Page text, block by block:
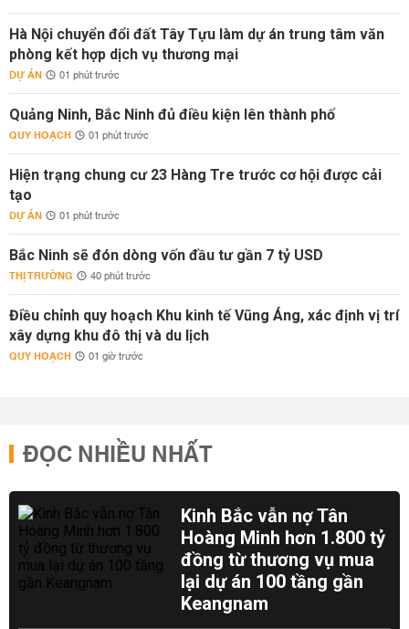
Hà Nội chuyển đổi đất Tây Tựu làm dự án trung tâm văn
phòng kết hợp dịch vụ thương mại
DỰ ÁN 01 phút trước
Quảng Ninh, Bắc Ninh đủ điều kiện lên thành phố
QUY HOẠCH 01 phút trước
Hiện trạng chung cư 23 Hàng Tre trước cơ hội được cải
tạo
DỰ ÁN 01 phút trước
Bắc Ninh sẽ đón dòng vốn đầu tư gần 7 tỷ USD
THỊ TRƯỜNG 40 phút trước
Điều chỉnh quy hoạch Khu kinh tế Vũng Áng, xác định vị trí
xây dựng khu đô thị và du lịch
QUY HOẠCH 01 giờ trước
ĐỌC NHIỀU NHẤT
Kinh Bắc vẫn nợ Tân
Hoàng Minh hơn 1.800 tỷ
đồng từ thương vụ mua
lại dự án 100 tầng gần
Keangnam